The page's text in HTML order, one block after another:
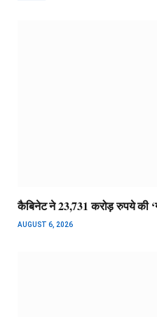
कैबिनेट ने 23,731 करोड़ रुपये की
AUGUST 6, 2026